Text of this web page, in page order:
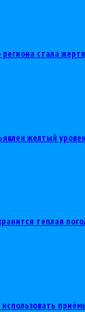
стала
желтый
теплая